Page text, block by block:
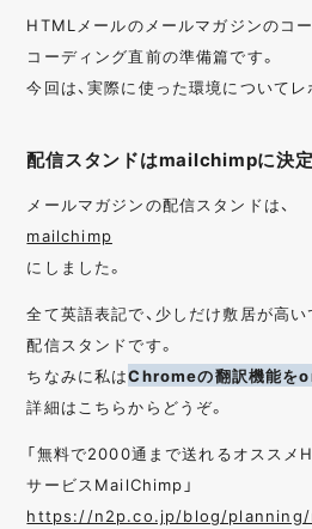
HTMLメールのメールマガジンのコ
コーディング直前の準備篇です。
今回は、実際に使った環境についてレ
配信スタンドはmailchimpに決定
メールマガジンの配信スタンドは、
mailchimp
にしました。
全て英語表記で、少しだけ敷居が高
配信スタンドです。
ちなみに私はChromeの翻訳機能を
詳細はこちらからどうぞ。
「無料で2000通まで送れるオススメ
サービスMailChimp」
https://n2p.co.jp/blog/planning/